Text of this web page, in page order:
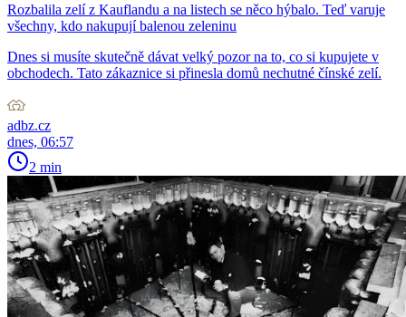
Rozbalila zelí z Kauflandu a na listech se něco hýbalo. Teď varuje
všechny, kdo nakupují balenou zeleninu
Dnes si musíte skutečně dávat velký pozor na to, co si kupujete v
obchodech. Tato zákaznice si přinesla domů nechutné čínské zelí.
adbz.cz
dnes, 06:57
2 min